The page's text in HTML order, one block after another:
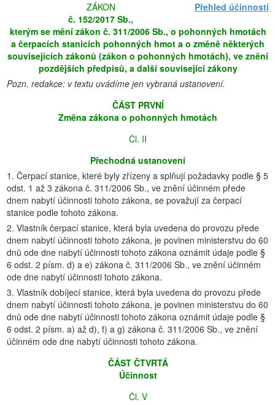
Přehled účinností
ZÁKON
č. 152/2017 Sb.,
kterým se mění zákon č. 311/2006 Sb., o pohonných hmotách
a čerpacích stanicích pohonných hmot a o změně některých
souvisejících zákonů (zákon o pohonných hmotách), ve znění
pozdějších předpisů, a další související zákony
Pozn. redakce: v textu uvádíme jen vybraná ustanovení.
ČÁST PRVNÍ
Změna zákona o pohonných hmotách
Čl. II
Přechodná ustanovení
1. Čerpací stanice, které byly zřízeny a splňují požadavky podle § 5
odst. 1 až 3 zákona č. 311/2006 Sb., ve znění účinném přede
dnem nabytí účinnosti tohoto zákona, se považují za čerpací
stanice podle tohoto zákona.
2. Vlastník čerpací stanice, která byla uvedena do provozu přede
dnem nabytí účinnosti tohoto zákona, je povinen ministerstvu do 60
dnů ode dne nabytí účinnosti tohoto zákona oznámit údaje podle §
6 odst. 2 písm. d) a e) zákona č. 311/2006 Sb., ve znění účinném
ode dne nabytí účinnosti tohoto zákona.
3. Vlastník dobíjecí stanice, která byla uvedena do provozu přede
dnem nabytí účinnosti tohoto zákona, je povinen ministerstvu do 60
dnů ode dne nabytí účinnosti tohoto zákona oznámit údaje podle §
6 odst. 2 písm. a) až d), f) a g) zákona č. 311/2006 Sb., ve znění
účinném ode dne nabytí účinnosti tohoto zákona.
ČÁST ČTVRTÁ
Účinnost
Čl. V